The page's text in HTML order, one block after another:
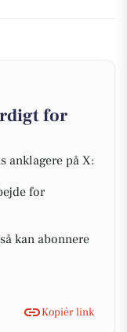
for
anklagere på X:
for
kan abonnere
Kopiér link